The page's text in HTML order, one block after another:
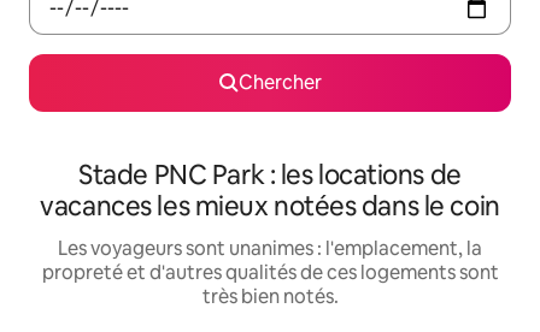
Chercher
Stade PNC Park : les locations de
vacances les mieux notées dans le coin
Les voyageurs sont unanimes : l'emplacement, la
propreté et d'autres qualités de ces logements sont
très bien notés.